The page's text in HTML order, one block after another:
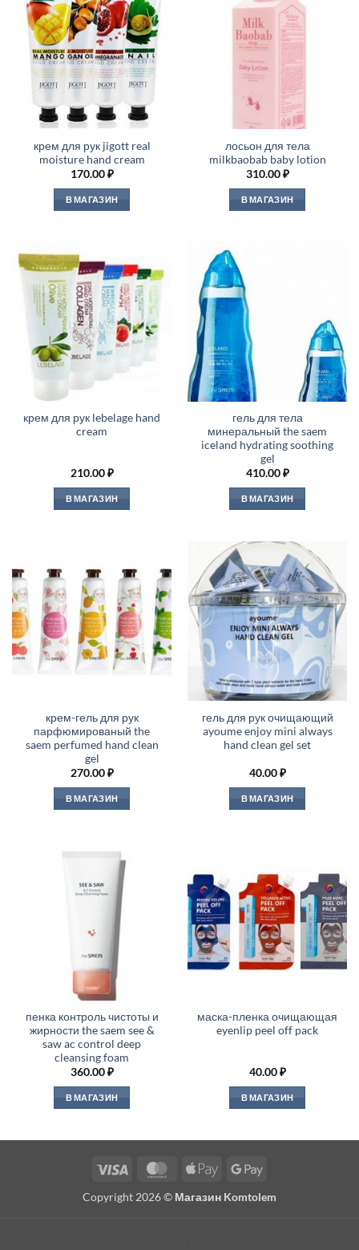
крем для рук jigott real
moisture hand cream
170.00₽
В МАГАЗИН
лосьон для тела
milkbaobab baby lotion
310.00₽
В МАГАЗИН
крем для рук lebelage hand
cream
210.00₽
В МАГАЗИН
гель для тела
минеральный the saem
iceland hydrating soothing
gel
410.00₽
В МАГАЗИН
крем-гель для рук
парфюмированый the
saem perfumed hand clean
gel
270.00₽
В МАГАЗИН
гель для рук очищающий
ayoume enjoy mini always
hand clean gel set
40.00₽
В МАГАЗИН
пенка контроль чистоты и
жирности the saem see &
saw ac control deep
cleansing foam
360.00₽
В МАГАЗИН
маска-пленка очищающая
eyenlip peel off pack
40.00₽
В МАГАЗИН
Visa MasterCardApple
Google
Copyright 2026 © Магазин Komtolem